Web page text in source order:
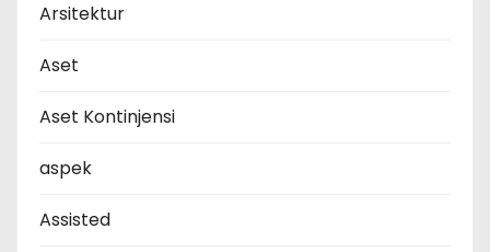
Arsitektur
Aset
Aset Kontinjensi
aspek
Assisted